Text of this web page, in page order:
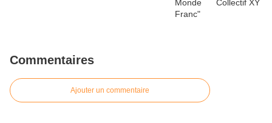
Commentaires
Ajouter un commentaire